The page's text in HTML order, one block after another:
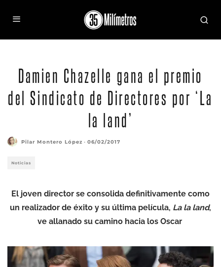
Damien Chazelle gana el premio
del Sindicato de Directores por ‘La
la land’
Pilar Montero López · 06/02/2017
Noticias
El joven director se consolida definitivamente como
un realizador de éxito y su última película, La la land,
ve allanado su camino hacia los Oscar